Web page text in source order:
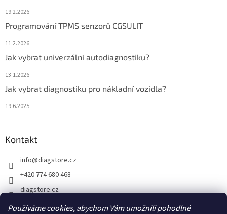
Používáme cookies, abychom Vám umožnili pohodlné
19.2.2026
Programování TPMS senzorů CGSULIT
11.2.2026
Jak vybrat univerzální autodiagnostiku?
13.1.2026
Jak vybrat diagnostiku pro nákladní vozidla?
19.6.2025
Kontakt
info@diagstore.cz
+420 774 680 468
diagstore.cz
diagstorecz